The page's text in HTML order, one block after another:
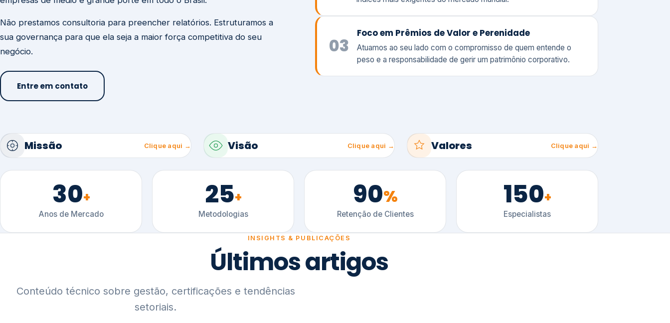
Entre em contato
Missão
30+
Anos de Mercado
25+
Metodologias
90%
Retenção de Clientes
150+
INSIGHTS & PUBLICAÇÕES
Últimos artigos
Conteúdo técnico sobre gestão, certificações e tendências